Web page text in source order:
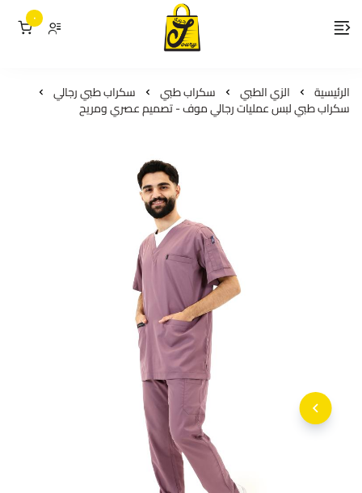
لمسات جوري
٠
الرئيسية الزي الطبي سكراب طبي سكراب طبي رجالي
سكراب طبي لبس عمليات رجالي موف - تصميم عصري ومريح